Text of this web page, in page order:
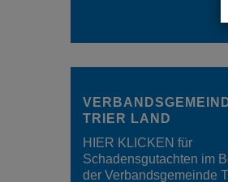
TRIER LAND
HIER KLICKEN für
Schadensgutachten im
der Verbandsgemeinde